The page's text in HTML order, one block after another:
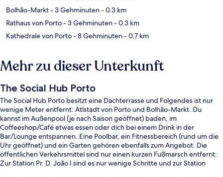
Bolhão-Markt- 3 Gehminuten- 0.3 km
Rathaus von Porto- 3 Gehminuten- 0.3 km
Kathedrale von Porto- 8 Gehminuten- 0.7 km
Mehr zu dieser Unterkunft
The Social Hub Porto
The Social Hub Porto besitzt eine Dachterrasse und Folgendes ist nur
wenige Meter entfernt: Atlstadt von Porto und Bolhão-Markt. Du
kannst im Außenpool (je nach Saison geöffnet) baden, im
Coffeeshop/Café etwas essen oder dich bei einem Drink in der
Bar/Lounge entspannen. Eine Poolbar, ein Fitnessbereich (rund um die
Uhr geöffnet) und ein Garten gehören ebenfalls zum Angebot. Die
öffentlichen Verkehrsmittel sind nur einen kurzen Fußmarsch entfernt:
Zur Station Pr. D. João I sind es nur wenige Schritte und zur Station